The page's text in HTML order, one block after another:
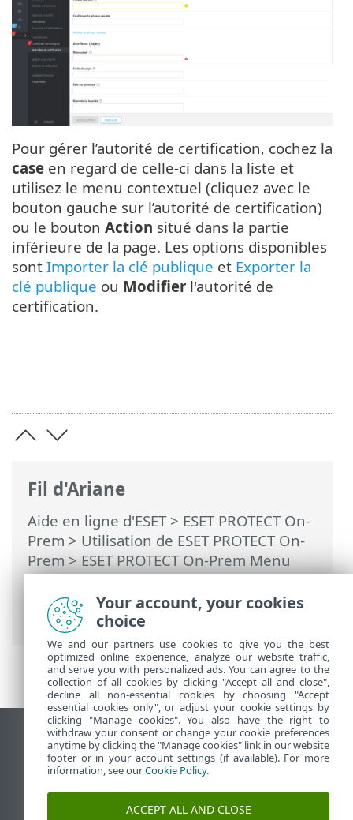
Fil d'Ariane
Aide en ligne d'ESET> ESET PROTECT On-
Prem > Utilisation de ESET PROTECT On-
Prem>ESET PROTECT On-Prem Menu
principal>Plus>Certificats>Autorités
de certification > Créer une nouvelle
autorité de certification
Pour gérer l’autorité de certification, cochez la
case en regard de celle-ci dans la liste et
utilisez le menu contextuel (cliquez avec le
bouton gauche sur l’autorité de certification)
ou le bouton Action situé dans la partie
inférieure de la page. Les options disponibles
sont Importer la clé publique et Exporter la
clé publique ou Modifier l'autorité de
certification.
Afficher le site pour ordinateur de bureau
End of Life
Base de connaissances ESET
Forum ESET
Your account, your cookies
choice
We and our partners use cookies to give you the best
optimized online experience, analyze our website traffic,
and serve you with personalized ads. You can agree to the
collection of all cookies by clicking "Accept all and close",
decline all non-essential cookies by choosing "Accept
essential cookies only", or adjust your cookie settings by
clicking "Manage cookies". You also have the right to
withdraw your consent or change your cookie preferences
anytime by clicking the "Manage cookies" link in our website
footer or in your account settings (if available). For more
information, see ourCookie Policy.
ACCEPT ALL AND CLOSE